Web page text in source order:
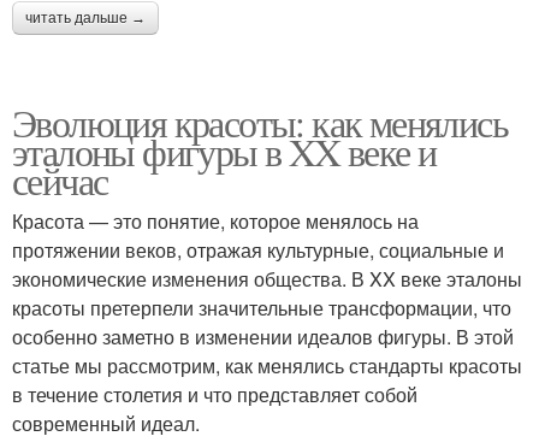
читать дальше →
Эволюция красоты: как менялись
эталоны фигуры в XX веке и
сейчас
Красота — это понятие, которое менялось на
протяжении веков, отражая культурные, социальные и
экономические изменения общества. В XX веке эталоны
красоты претерпели значительные трансформации, что
особенно заметно в изменении идеалов фигуры. В этой
статье мы рассмотрим, как менялись стандарты красоты
в течение столетия и что представляет собой
современный идеал.